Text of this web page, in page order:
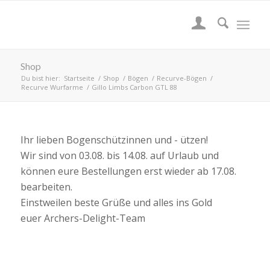
Shop
Du bist hier: Startseite / Shop / Bögen / Recurve-Bögen /
Recurve Wurfarme / Gillo Limbs Carbon GTL 88
Ihr lieben Bogenschützinnen und - ützen!
Wir sind von 03.08. bis 14.08. auf Urlaub und
können eure Bestellungen erst wieder ab 17.08.
bearbeiten.
Einstweilen beste Grüße und alles ins Gold
euer Archers-Delight-Team